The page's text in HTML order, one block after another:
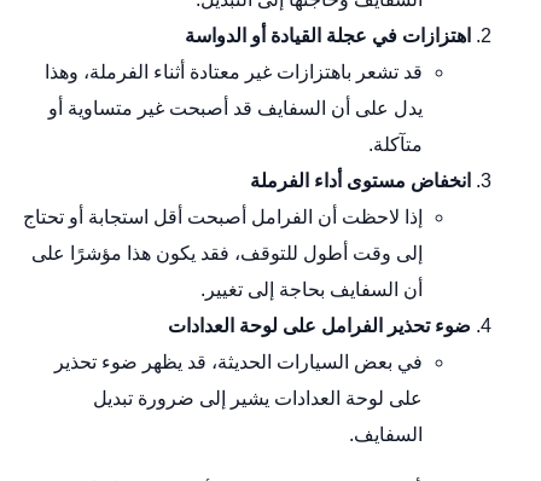
اهتزازات في عجلة القيادة أو الدواسة
قد تشعر باهتزازات غير معتادة أثناء الفرملة، وهذا
يدل على أن السفايف قد أصبحت غير متساوية أو
متآكلة.
انخفاض مستوى أداء الفرملة
إذا لاحظت أن الفرامل أصبحت أقل استجابة أو تحتاج
إلى وقت أطول للتوقف، فقد يكون هذا مؤشرًا على
أن السفايف بحاجة إلى تغيير.
ضوء تحذير الفرامل على لوحة العدادات
في بعض السيارات الحديثة، قد يظهر ضوء تحذير
على لوحة العدادات يشير إلى ضرورة تبديل
السفايف.